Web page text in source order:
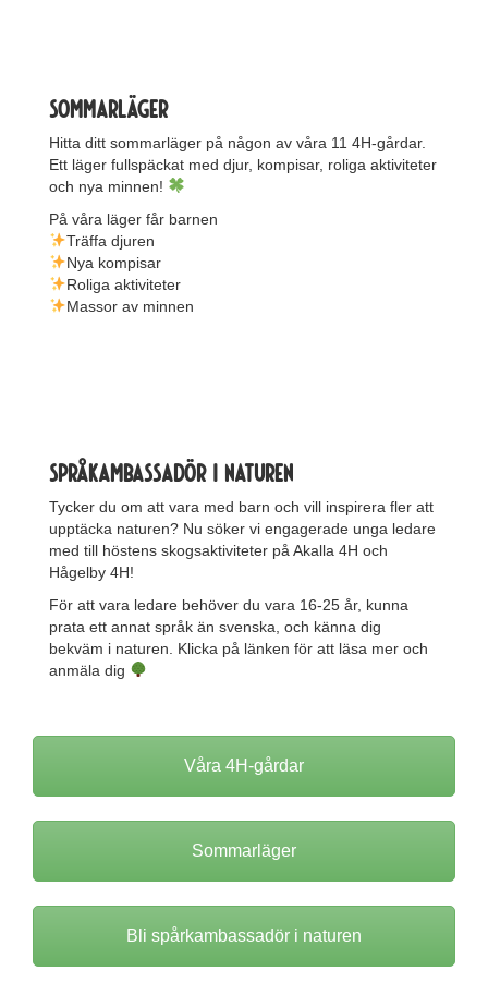
Sommarläger
Hitta ditt sommarläger på någon av våra 11 4H-gårdar.
Ett läger fullspäckat med djur, kompisar, roliga aktiviteter
och nya minnen!
På våra läger får barnen
Träffa djuren
Nya kompisar
Roliga aktiviteter
Massor av minnen
språkambassadör i naturen
Tycker du om att vara med barn och vill inspirera fler att
upptäcka naturen? Nu söker vi engagerade unga ledare
med till höstens skogsaktiviteter på Akalla 4H och
Hågelby 4H!
För att vara ledare behöver du vara 16-25 år, kunna
prata ett annat språk än svenska, och känna dig
bekväm i naturen. Klicka på länken för att läsa mer och
anmäla dig
Våra 4H-gårdar
Sommarläger
Bli spårkambassadör i naturen